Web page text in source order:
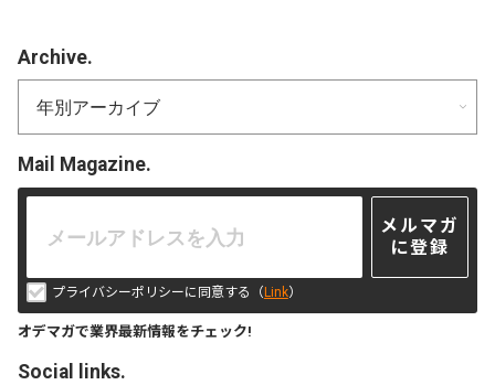
Archive.
Mail Magazine.
メルマガ
に登録
プライバシーポリシーに同意する（Link）
オデマガで業界最新情報をチェック!
Social links.